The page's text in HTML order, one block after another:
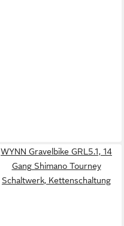
WYNN Gravelbike GRL5.1, 14
Gang Shimano Tourney
Schaltwerk, Kettenschaltung